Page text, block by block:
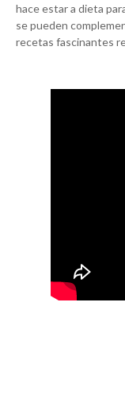
hace estar a dieta
se pueden
recetas fascinantes